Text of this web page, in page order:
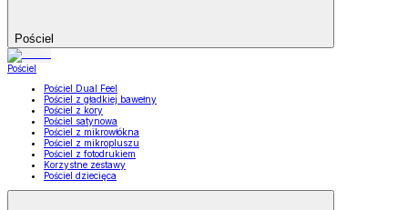
Pościel
Pościel
Pościel Dual Feel
Pościel z gładkiej bawełny
Pościel z kory
Pościel satynowa
Pościel z mikrowłókna
Pościel z mikropluszu
Pościel z fotodrukiem
Korzystne zestawy
Pościel dziecięca